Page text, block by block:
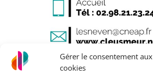
Gérer le consentement aux
cookies